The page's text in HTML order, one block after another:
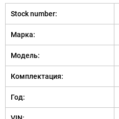
Stock number:
Марка:
Модель:
Комплектация:
Год: